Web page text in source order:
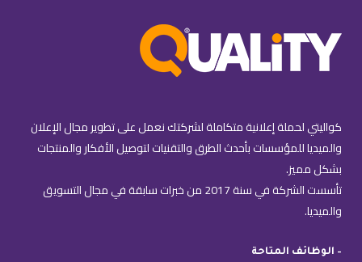
كواليتي لحملة إعلانية متكاملة لشركتك نعمل على تطوير مجال الإعلان
والميديا للمؤسسات بأحدث الطرق والتقنيات لتوصيل الأفكار والمنتجات
بشكل مميز.
تأسست الشركة في سنة 2017 من خبرات سابقة في مجال التسويق
والميديا.
– الوظائف المتاحة